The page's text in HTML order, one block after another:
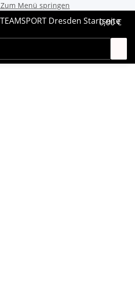
Zum Menü springen
0,00 €